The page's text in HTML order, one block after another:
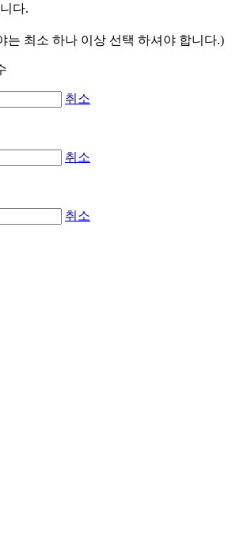
다.
는 최소 하나 이상 선택 하셔야 합니다.)
취소
취소
취소